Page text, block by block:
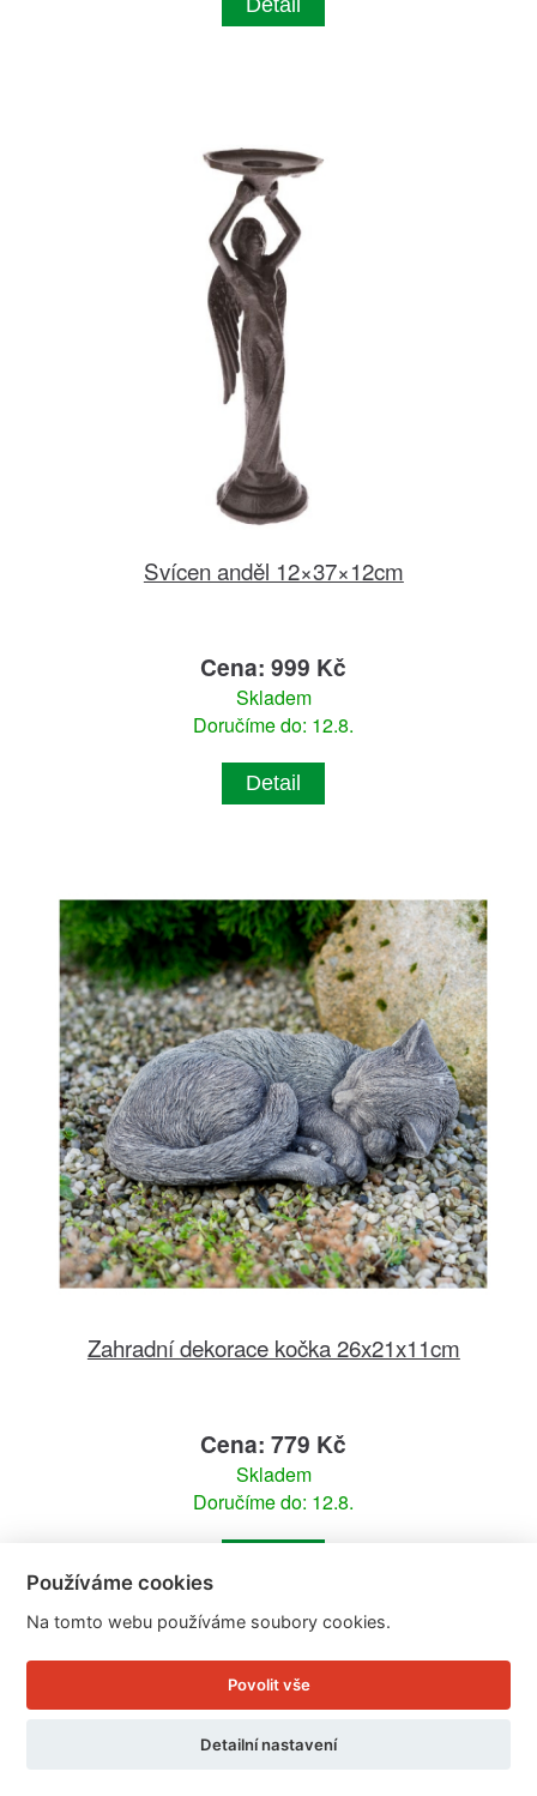
Svícen anděl 12×37×12cm
Cena: 999 Kč
Skladem
Doručíme do: 12.8.
Detail
Zahradní dekorace kočka 26x21x11cm
Cena: 779 Kč
Skladem
Doručíme do: 12.8.
Používáme cookies
Na tomto webu používáme soubory cookies.
Povolit vše
Detailní nastavení